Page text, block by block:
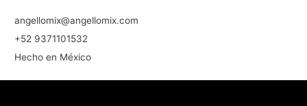
angellomix@angellomix.com
+52 9371101532
Hecho en México